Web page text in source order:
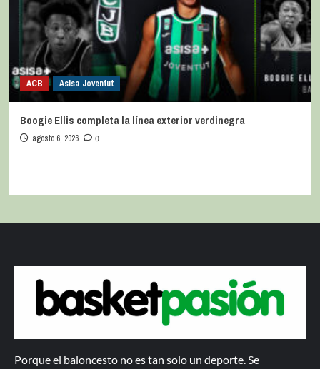
ACB Asisa Joventut
Boogie Ellis completa la línea exterior verdinegra
agosto 6, 2026 0
Porque el baloncesto no es tan solo un deporte. Se